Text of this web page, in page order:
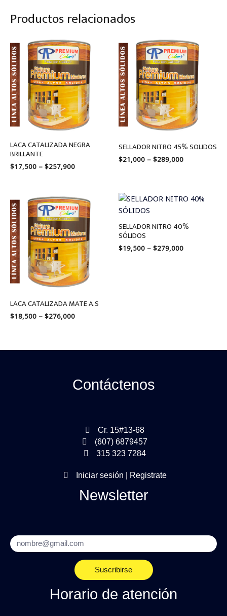
Productos relacionados
LACA CATALIZADA NEGRA
BRILLANTE
$17,500 – $257,900
Price
range:
$17,500
through
$257,900
SELLADOR NITRO 45% SOLIDOS
$21,000 – $289,000
Price
range:
$21,000
through
$289,000
LACA CATALIZADA MATE A.S
$18,500 – $276,000
Price
range:
$18,500
through
$276,000
SELLADOR NITRO 40%
SÓLIDOS
$19,500 – $279,000
Price
through
$279,000
Contáctenos
Cr. 15#13-68
(607) 6879457
315 323 7284
Iniciar sesión | Registrate
Newsletter
Email
Suscribirse
Horario de atención